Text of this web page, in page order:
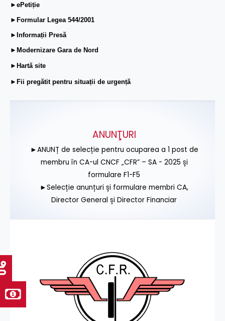
►ePetiție
►Formular Legea 544/2001
►Informații Presă
►Modernizare Gara de Nord
►Hartă site
►Fii pregătit pentru situații de urgență
ANUNŢURI
►ANUNȚ de selecție pentru ocuparea a 1 post de
membru în CA-ul CNCF „CFR” – SA - 2025 și
formulare F1-F5
►Selecție anunțuri și formulare membri CA,
Director General și Director Financiar